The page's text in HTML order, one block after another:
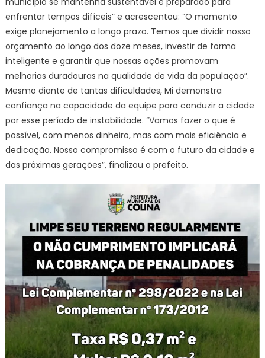
enfrentar tempos difíceis” e acrescentou: “O momento
exige planejamento a longo prazo. Temos que dividir nosso
orçamento ao longo dos doze meses, investir de forma
inteligente e garantir que nossas ações promovam
melhorias duradouras na qualidade de vida da população”.
Mesmo diante de tantas dificuldades, Mi demonstra
confiança na capacidade da equipe para conduzir a cidade
por esse período de instabilidade. “Vamos fazer o que é
possível, com menos dinheiro, mas com mais eficiência e
dedicação. Nosso compromisso é com o futuro da cidade e
das próximas gerações”, finalizou o prefeito.